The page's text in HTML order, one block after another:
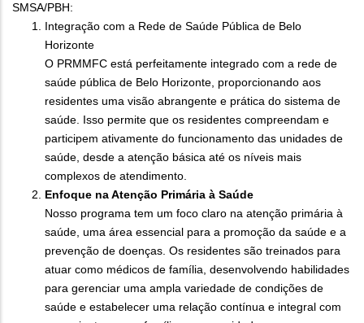
SMSA/PBH:
Integração com a Rede de Saúde Pública de Belo
Horizonte
O PRMMFC está perfeitamente integrado com a rede de
saúde pública de Belo Horizonte, proporcionando aos
residentes uma visão abrangente e prática do sistema de
saúde. Isso permite que os residentes compreendam e
participem ativamente do funcionamento das unidades de
saúde, desde a atenção básica até os níveis mais
complexos de atendimento.
Enfoque na Atenção Primária à Saúde
Nosso programa tem um foco claro na atenção primária à
saúde, uma área essencial para a promoção da saúde e a
prevenção de doenças. Os residentes são treinados para
atuar como médicos de família, desenvolvendo habilidades
para gerenciar uma ampla variedade de condições de
saúde e estabelecer uma relação contínua e integral com